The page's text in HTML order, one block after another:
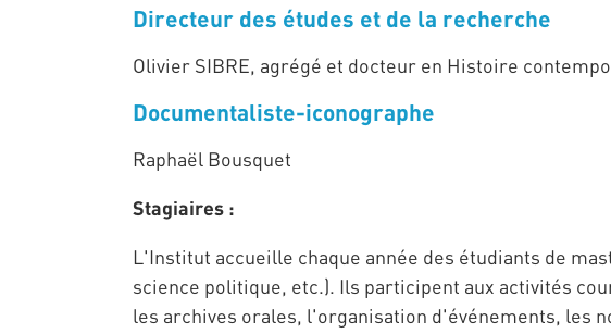
Directeur des études et de la recherche
Olivier SIBRE, agrégé et docteur en Histoire
Documentaliste-iconographe
Raphaël Bousquet
Stagiaires :
L'Institut accueille chaque année des étudiants de
science politique, etc.). Ils participent aux activités
les archives orales, l'organisation d'événements, les